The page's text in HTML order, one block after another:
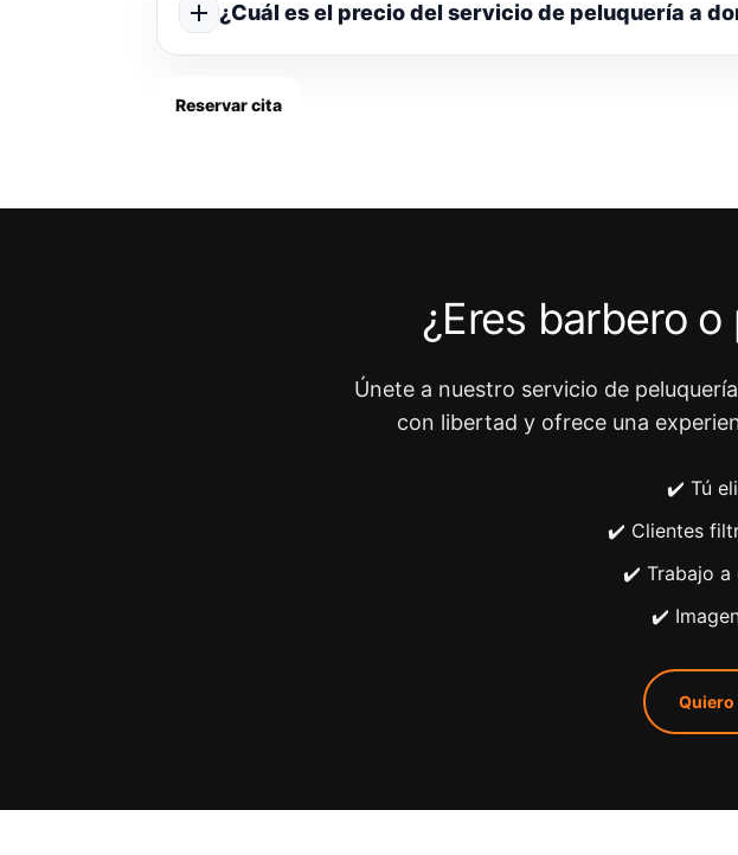
¿Cuál es el precio del servicio de peluquería a
Reservar cita
¿Eres barbero
Únete a nuestro servicio de
con libertad y ofrece una
✔️ Tú
✔️ Clientes
✔️ Trabajo a
✔️